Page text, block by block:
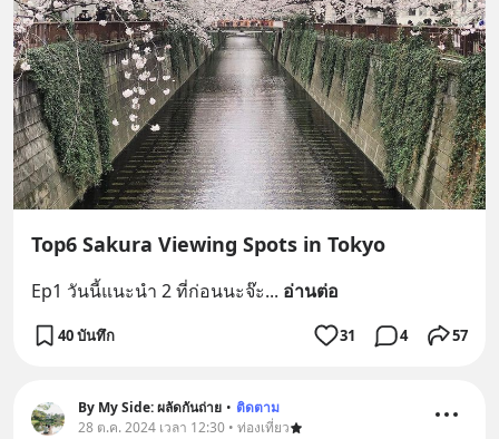
Top6 Sakura Viewing Spots in Tokyo
Ep1 วันนี้แนะนำ 2 ที่ก่อนนะจ๊ะ... อ่านต่อ
40 บันทึก 31 4 57
By My Side: ผลัดกันถ่าย • ติดตาม
28 ต.ค. 2024 เวลา 12:30 • ท่องเที่ยว